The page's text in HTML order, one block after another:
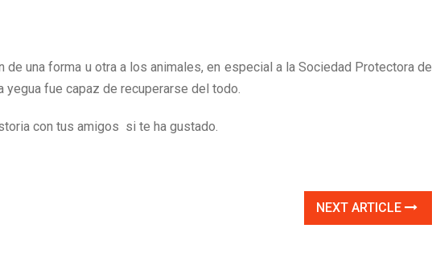
de una forma u otra a los animales, en especial a la Sociedad Protectora de
fue capaz de recuperarse del todo.
con tus amigos si te ha gustado.
NEXT ARTICLE